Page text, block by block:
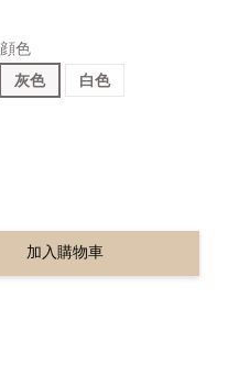
顔色
灰色
白色
加入購物車